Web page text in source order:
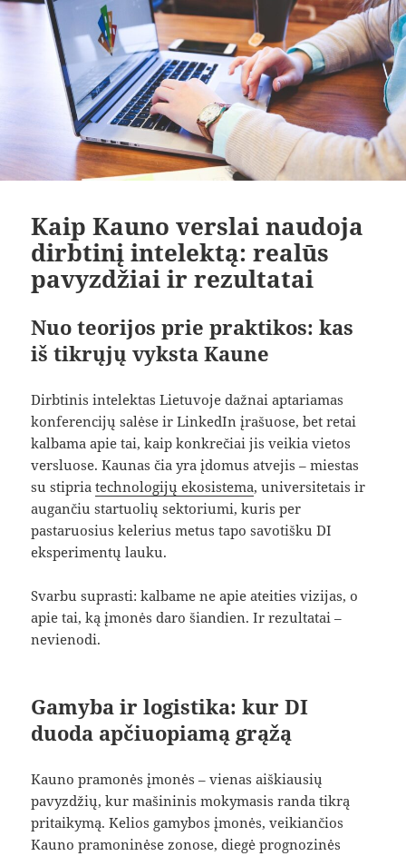
Kaip Kauno verslai naudoja
dirbtinį intelektą: realūs
pavyzdžiai ir rezultatai
Nuo teorijos prie praktikos: kas
iš tikrųjų vyksta Kaune
Dirbtinis intelektas Lietuvoje dažnai aptariamas
konferencijų salėse ir LinkedIn įrašuose, bet retai
kalbama apie tai, kaip konkrečiai jis veikia vietos
versluose. Kaunas čia yra įdomus atvejis – miestas
su stipriatechnologijų ekosistema, universitetais ir
augančiu startuolių sektoriumi, kuris per
pastaruosius kelerius metus tapo savotišku DI
eksperimentų lauku.
Svarbu suprasti: kalbame ne apie ateities vizijas, o
apie tai, ką įmonės daro šiandien. Ir rezultatai –
nevienodi.
Gamyba ir logistika: kur DI
duoda apčiuopiamą grąžą
Kauno pramonės įmonės – vienas aiškiausių
pavyzdžių, kur mašininis mokymasis randa tikrą
pritaikymą. Kelios gamybos įmonės, veikiančios
Kauno pramoninėse zonose, diegė prognozinės